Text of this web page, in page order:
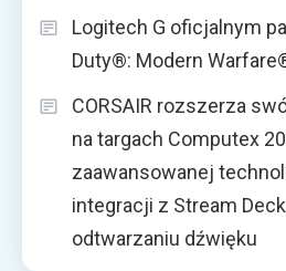
Logitech G oficjalnym
Duty®: Modern
CORSAIR rozszerza
na targach Computex
zaawansowanej
integracji z Stream
odtwarzaniu dźwięku